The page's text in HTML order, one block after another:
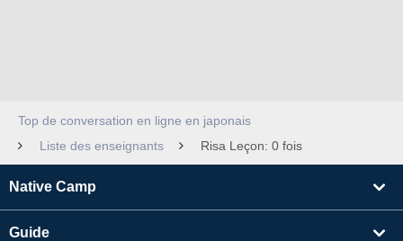
Top de conversation en ligne en japonais
Liste des enseignants
Risa Leçon: 0 fois
Native Camp
Guide